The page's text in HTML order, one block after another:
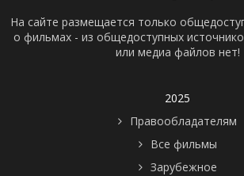
На сайте размещается только
о фильмах - из общедоступных
или медиа файлов нет!
2025
Правообладателям
Все фильмы
Зарубежное